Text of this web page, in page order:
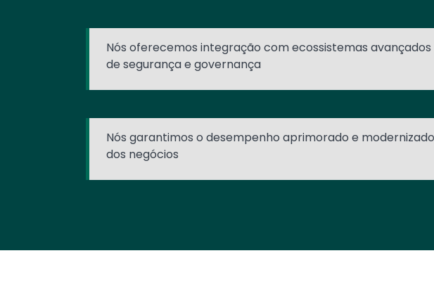
Nós oferecemos integração com ecossistemas avançados
de segurança e governança
Nós garantimos o desempenho aprimorado e modernizado
dos negócios